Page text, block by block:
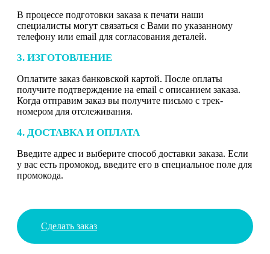
В процессе подготовки заказа к печати наши
специалисты могут связаться с Вами по указанному
телефону или email для согласования деталей.
3. ИЗГОТОВЛЕНИЕ
Оплатите заказ банковской картой. После оплаты
получите подтверждение на email с описанием заказа.
Когда отправим заказ вы получите письмо с трек-
номером для отслеживания.
4. ДОСТАВКА И ОПЛАТА
Введите адрес и выберите способ доставки заказа. Если
у вас есть промокод, введите его в специальное поле для
промокода.
Сделать заказ